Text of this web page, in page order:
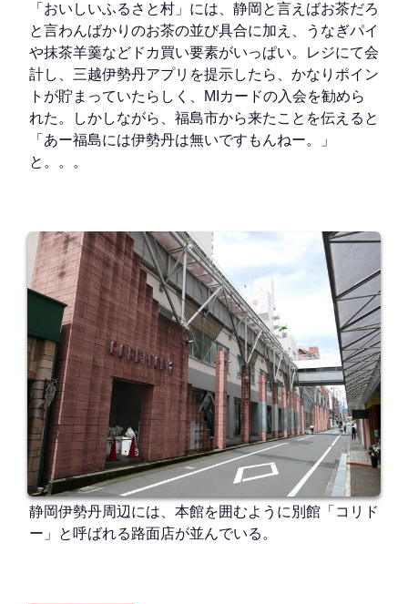
「おいしいふるさと村」には、静岡と言えばお茶だろ
と言わんばかりのお茶の並び具合に加え、うなぎパイ
や抹茶羊羹などドカ買い要素がいっぱい。レジにて会
計し、三越伊勢丹アプリを提示したら、かなりポイン
トが貯まっていたらしく、MIカードの入会を勧めら
れた。しかしながら、福島市から来たことを伝えると
「あー福島には伊勢丹は無いですもんねー。」
と。。。
静岡伊勢丹周辺には、本館を囲むように別館「コリド
ー」と呼ばれる路面店が並んでいる。